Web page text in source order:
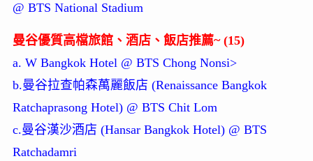
@ BTS National Stadium
曼谷優質高檔旅館、酒店、飯店推薦~ (15)
a. W Bangkok Hotel @ BTS Chong Nonsi>
b.曼谷拉查帕森萬麗飯店 (Renaissance Bangkok
Ratchaprasong Hotel) @ BTS Chit Lom
c.曼谷漢沙酒店 (Hansar Bangkok Hotel) @ BTS
Ratchadamri